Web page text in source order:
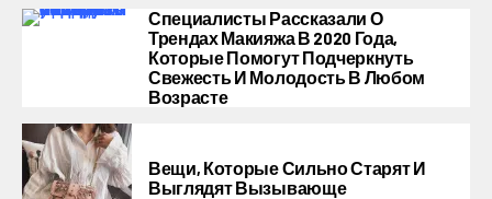
Специалисты Рассказали О
Трендах Макияжа В 2020 Года,
Которые Помогут Подчеркнуть
Свежесть И Молодость В Любом
Возрасте
Вещи, Которые Сильно Старят И
Выглядят Вызывающе